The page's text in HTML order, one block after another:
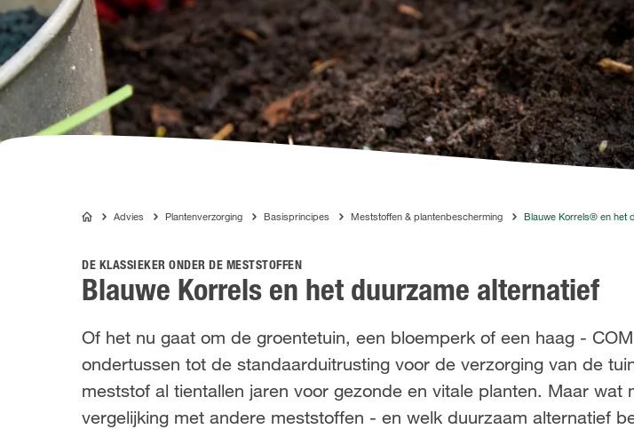
natuur
COMPOAdvies Plantenverzorging Basisprincipes Meststoffen & plantenbescherming Blauwe Korrels® en het
DE KLASSIEKER ONDER DE MESTSTOFFEN
Blauwe Korrels en het duurzame alternatief
Of het nu gaat om de groentetuin, een bloemperk of een haag -
ondertussen tot de standaarduitrusting voor de verzorging van de
meststof al tientallen jaren voor gezonde en vitale planten. Maar
vergelijking met andere meststoffen - en welk duurzaam alternatief